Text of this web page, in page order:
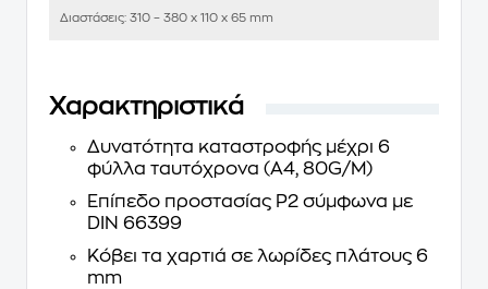
Διαστάσεις: 310 – 380 x 110 x 65 mm
Χαρακτηριστικά
Δυνατότητα καταστροφής μέχρι 6
φύλλα ταυτόχρονα (Α4, 80G/M)
Επίπεδο προστασίας P2 σύμφωνα με
DIN 66399
Κόβει τα χαρτιά σε λωρίδες πλάτους 6
mm